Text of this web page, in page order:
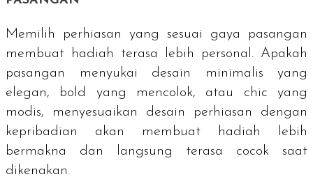
Memilih perhiasan yang sesuai gaya pasangan
membuat hadiah terasa lebih personal. Apakah
pasangan menyukai desain minimalis yang
elegan, bold yang mencolok, atau chicyang
modis, menyesuaikan desain perhiasan dengan
kepribadian akan membuat hadiah lebih
bermakna dan langsung terasa cocok saat
dikenakan.